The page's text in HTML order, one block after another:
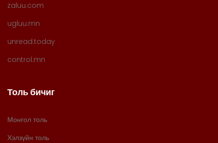
zaluu.com
ugluu.mn
unread.today
control.mn
Толь бичиг
Монгол толь
Хэлзүйн толь